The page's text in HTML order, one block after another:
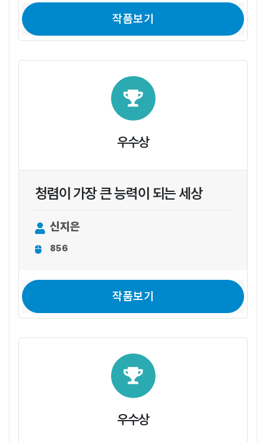
작품보기
우수상
청렴이 가장 큰 능력이 되는 세상
신지은
856
작품보기
우수상